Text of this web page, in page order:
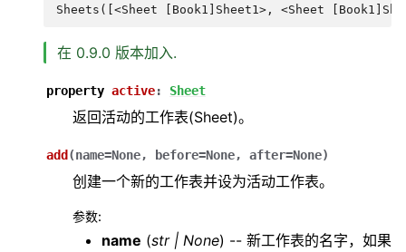
Sheets([<Sheet [Book1]Sheet1>, <Sheet
在 0.9.0 版本加入.
property active: Sheet
返回活动的工作表(Sheet)。
add (name=None, before=None, after=None)
创建一个新的工作表并设为活动工作表。
参数:
name (str| None) -- 新工作表的名字，如果